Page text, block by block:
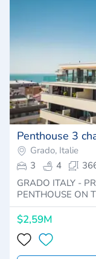
Penthouse 3
Grado, Italie
3
4
GRADO ITALY -
$2,59M